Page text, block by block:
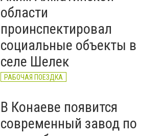
области
проинспектировал
социальные объекты в
селе Шелек
РАБОЧАЯ ПОЕЗДКА
В Конаеве появится
современный завод по